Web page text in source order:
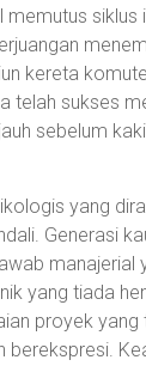
kereta
telah sukses
sebelum
yang
Generasi
manajerial
yang tiada
proyek